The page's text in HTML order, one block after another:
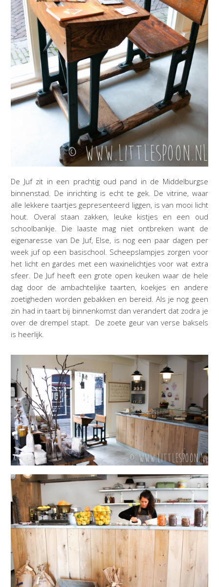
De Juf zit in een prachtig oud pand in de Middelburgse
binnenstad. De inrichting is echt te gek. De vitrine, waar
alle lekkere taartjes gepresenteerd liggen, is van mooi licht
hout. Overal staan zakken, leuke kistjes en een oud
schoolbankje. Die laaste mag niet ontbreken want de
eigenaresse van De Juf, Else, is nog een paar dagen per
week juf op een basischool. Scheepslampjes zorgen voor
het licht en gardes met een waxinelichtjes voor wat extra
sfeer. De Juf heeft een grote open keuken waar de hele
dag door de ambachtelijke taarten, koekjes en andere
zoetigheden worden gebakken en bereid. Als je nog geen
zin had in taart bij binnenkomst dan verandert dat zodra je
over de drempel stapt. De zoete geur van verse baksels
is heerlijk.